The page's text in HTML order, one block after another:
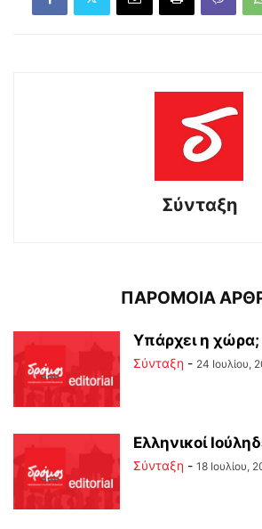
Σύνταξη
ΠΑΡΟΜΟΙΑ
Υπάρχει η χώρα;
Σύνταξη - 24 Ιουλίου,
Ελληνικοί
Σύνταξη - 18 Ιουλίου,